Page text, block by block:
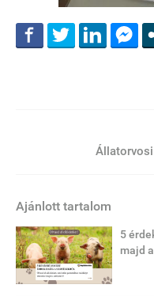
Ajánlott tartalom
5
majd